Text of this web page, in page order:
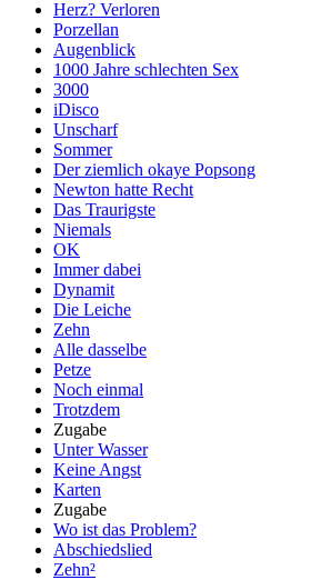
Herz? Verloren
Porzellan
Augenblick
1000 Jahre schlechten Sex
3000
iDisco
Unscharf
Sommer
Der ziemlich okaye Popsong
Newton hatte Recht
Das Traurigste
Niemals
OK
Immer dabei
Dynamit
Die Leiche
Zehn
Alle dasselbe
Petze
Noch einmal
Trotzdem
Zugabe
Unter Wasser
Keine Angst
Karten
Zugabe
Wo ist das Problem?
Abschiedslied
Zehn²